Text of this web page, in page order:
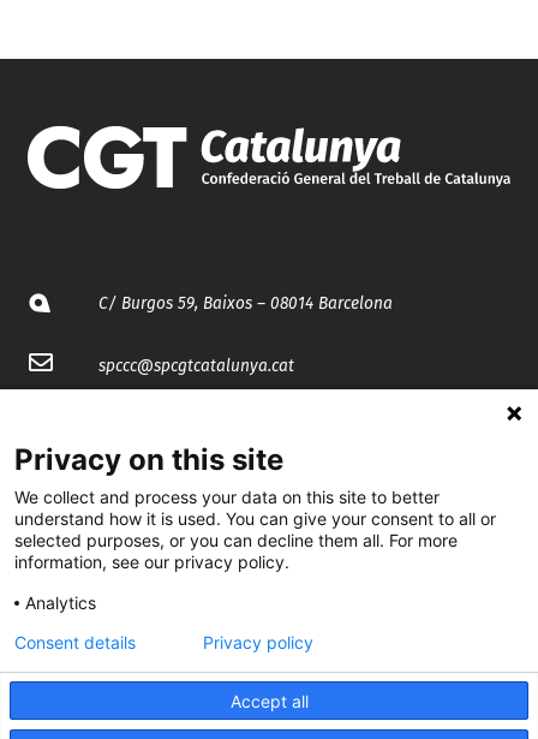
C/ Burgos 59, Baixos – 08014 Barcelona
spccc@spcgtcatalunya.cat
@CGTCatalunya
cgtcatalunya
cgtcatalunya
Privacy on this site
We collect and process your data on this site to better
understand how it is used. You can give your consent to all or
selected purposes, or you can decline them all. For more
information, see our privacy policy.
Analytics
Accept all
Consent details Privacy policy